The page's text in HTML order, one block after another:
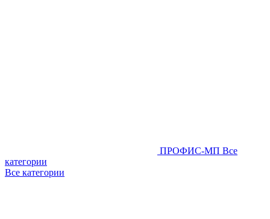
ПРОФИС-МП Все
категории
Все категории